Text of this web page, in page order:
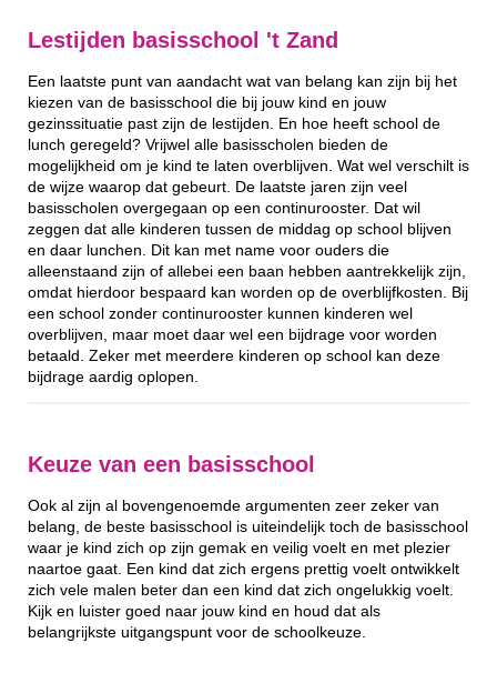
Lestijden basisschool 't Zand
Een laatste punt van aandacht wat van belang kan zijn bij het
kiezen van de basisschool die bij jouw kind en jouw
gezinssituatie past zijn de lestijden. En hoe heeft school de
lunch geregeld? Vrijwel alle basisscholen bieden de
mogelijkheid om je kind te laten overblijven. Wat wel verschilt is
de wijze waarop dat gebeurt. De laatste jaren zijn veel
basisscholen overgegaan op een continurooster. Dat wil
zeggen dat alle kinderen tussen de middag op school blijven
en daar lunchen. Dit kan met name voor ouders die
alleenstaand zijn of allebei een baan hebben aantrekkelijk zijn,
omdat hierdoor bespaard kan worden op de overblijfkosten. Bij
een school zonder continurooster kunnen kinderen wel
overblijven, maar moet daar wel een bijdrage voor worden
betaald. Zeker met meerdere kinderen op school kan deze
bijdrage aardig oplopen.
Keuze van een basisschool
Ook al zijn al bovengenoemde argumenten zeer zeker van
belang, de beste basisschool is uiteindelijk toch de basisschool
waar je kind zich op zijn gemak en veilig voelt en met plezier
naartoe gaat. Een kind dat zich ergens prettig voelt ontwikkelt
zich vele malen beter dan een kind dat zich ongelukkig voelt.
Kijk en luister goed naar jouw kind en houd dat als
belangrijkste uitgangspunt voor de schoolkeuze.